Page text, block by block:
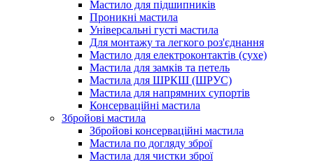
Мастило для підшипників
Проникні мастила
Універсальні густі мастила
Для монтажу та легкого роз'єднання
Мастило для електроконтактів (сухе)
Мастила для замків та петель
Мастила для ШРКШ (ШРУС)
Мастила для напрямних супортів
Консерваційні мастила
Збройові мастила
Збройові консерваційні мастила
Мастила по догляду зброї
Мастила для чистки зброї